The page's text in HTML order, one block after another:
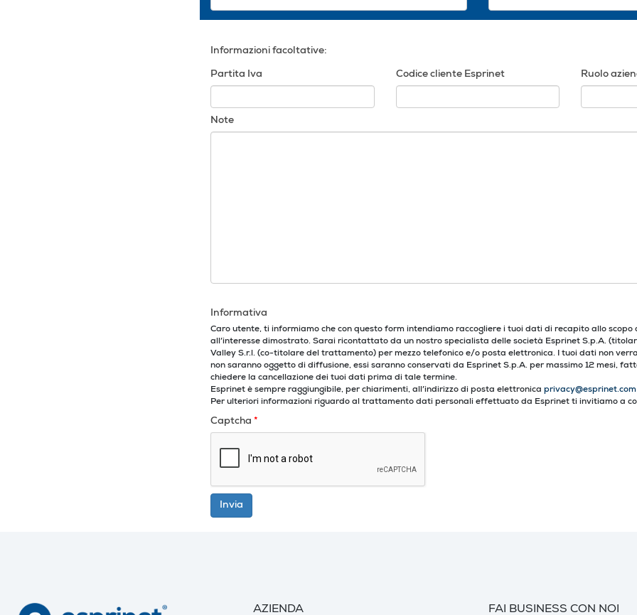
Informazioni facoltative:
Partita Iva Codice cliente Esprinet Ruolo
Note
Informativa
Caro utente, ti informiamo che con questo form intendiamo raccogliere i tuoi dati di recapito allo
all’interesse dimostrato. Sarai ricontattato da un nostro specialista delle società Esprinet S.p.A.
Valley S.r.l. (co-titolare del trattamento) per mezzo telefonico e/o posta elettronica. I tuoi dati non
non saranno oggetto di diffusione, essi saranno conservati da Esprinet S.p.A. per massimo 12 mesi,
chiedere la cancellazione dei tuoi dati prima di tale termine.
Esprinet è sempre raggiungibile, per chiarimenti, all’indirizzo di posta elettronica privacy@esprinet.com
Per ulteriori informazioni riguardo al trattamento dati personali effettuato da Esprinet ti invitiamo a
Captcha *
Invia
AZIENDA FAI BUSINESS CON NOI